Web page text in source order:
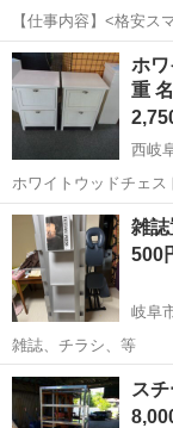
【仕事内容】<格安ス
験大歓迎! 未経験でも
携帯販売スタッフ大
体制が整っているの...
アルバイト・パート
ホ
重
西岐
ホワイトウッドチェ
ヶ原 美濃 関 多治見 土岐 稲沢 高年式揃い 厳選
岐阜 岐阜市
雑誌
500
岐阜
雑誌、チラシ、等
岐阜 岐阜市
ス